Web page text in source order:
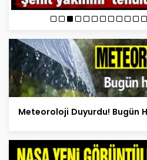
Meteoroloji Duyurdu! Bugün